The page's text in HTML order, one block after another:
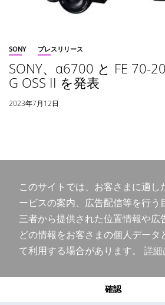
SONY プレスリリース
SONY、α6700 と FE 70-
G OSS II を発表
2023年7月12日
このサイトでは、お客さまに適し
ービスの案内、広告配信等を行う
三者から提供された位置情報や広
どの情報をお客さまの個人データ
て利用する場合があります。 詳細
確認